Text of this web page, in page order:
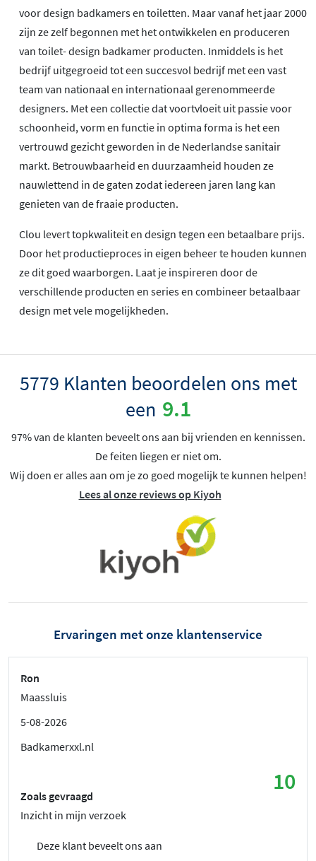
voor design badkamers en toiletten. Maar vanaf het jaar 2000
zijn ze zelf begonnen met het ontwikkelen en produceren
van toilet- design badkamer producten. Inmiddels is het
bedrijf uitgegroeid tot een succesvol bedrijf met een vast
team van nationaal en internationaal gerenommeerde
designers. Met een collectie dat voortvloeit uit passie voor
schoonheid, vorm en functie in optima forma is het een
vertrouwd gezicht geworden in de Nederlandse sanitair
markt. Betrouwbaarheid en duurzaamheid houden ze
nauwlettend in de gaten zodat iedereen jaren lang kan
genieten van de fraaie producten.
Clou levert topkwaliteit en design tegen een betaalbare prijs.
Door het productieproces in eigen beheer te houden kunnen
ze dit goed waarborgen. Laat je inspireren door de
verschillende producten en series en combineer betaalbaar
design met vele mogelijkheden.
5779 Klanten beoordelen ons met
een 9.1
97% van de klanten beveelt ons aan bij vrienden en kennissen.
De feiten liegen er niet om.
Wij doen er alles aan om je zo goed mogelijk te kunnen helpen!
Lees al onze reviews op Kiyoh
Ervaringen met onze klantenservice
Ron
Maassluis
5-08-2026
Badkamerxxl.nl
10
Zoals gevraagd
Inzicht in mijn verzoek
Deze klant beveelt ons aan